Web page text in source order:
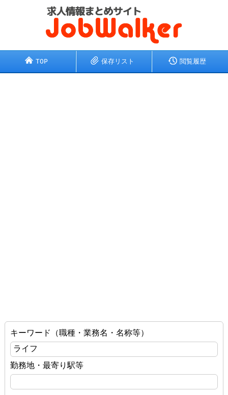
TOP 保存リスト 閲覧履歴
キーワード（職種・業務名・名称等）
勤務地・最寄り駅等